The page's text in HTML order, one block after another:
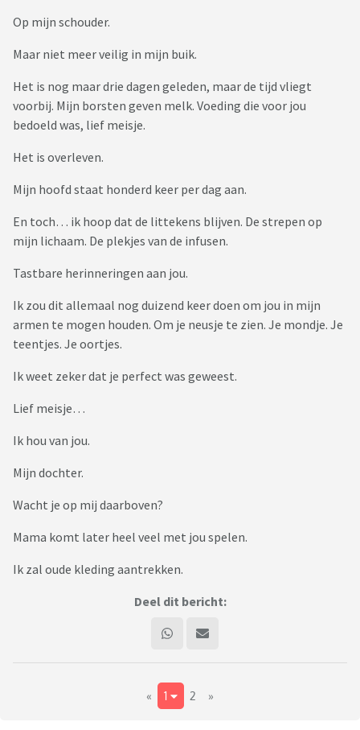
Op mijn schouder.
Maar niet meer veilig in mijn buik.
Het is nog maar drie dagen geleden, maar de tijd vliegt
voorbij. Mijn borsten geven melk. Voeding die voor jou
bedoeld was, lief meisje.
Het is overleven.
Mijn hoofd staat honderd keer per dag aan.
En toch… ik hoop dat de littekens blijven. De strepen op
mijn lichaam. De plekjes van de infusen.
Tastbare herinneringen aan jou.
Ik zou dit allemaal nog duizend keer doen om jou in mijn
armen te mogen houden. Om je neusje te zien. Je mondje. Je
teentjes. Je oortjes.
Ik weet zeker dat je perfect was geweest.
Lief meisje…
Ik hou van jou.
Mijn dochter.
Wacht je op mij daarboven?
Mama komt later heel veel met jou spelen.
Ik zal oude kleding aantrekken.
Deel dit bericht:
« 1 2 »